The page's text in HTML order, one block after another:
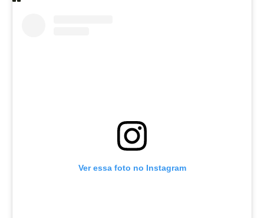
Ver essa foto no Instagram